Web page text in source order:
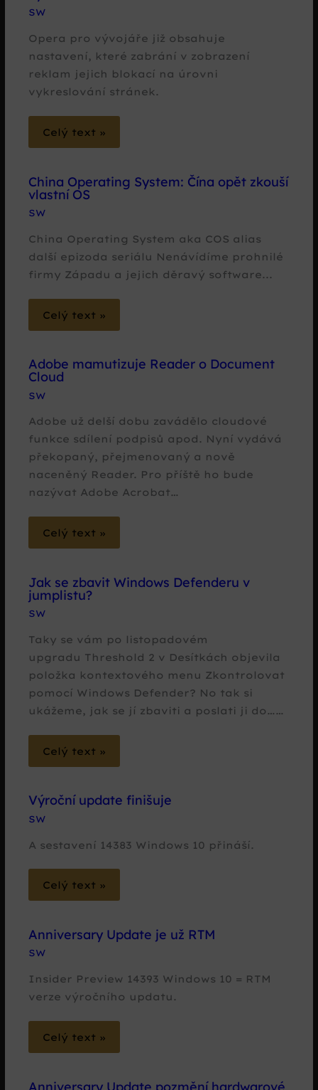
SW
Opera pro vývojáře již obsahuje
nastavení, které zabrání v zobrazení
reklam jejich blokací na úrovni
vykreslování stránek.
Celý text »
China Operating System: Čína opět zkouší
vlastní OS
SW
China Operating System aka COS alias
další epizoda seriálu Nenávídíme prohnilé
firmy Západu a jejich děravý software...
Celý text »
Adobe mamutizuje Reader o Document
Cloud
SW
Adobe už delší dobu zavádělo cloudové
funkce sdílení podpisů apod. Nyní vydává
překopaný, přejmenovaný a nově
naceněný Reader. Pro příště ho bude
nazývat Adobe Acrobat…
Celý text »
Jak se zbavit Windows Defenderu v
jumplistu?
SW
Taky se vám po listopadovém
upgradu Threshold 2 v Desítkách objevila
položka kontextového menu Zkontrolovat
pomocí Windows Defender? No tak si
ukážeme, jak se jí zbaviti a poslati ji do……
Celý text »
Výroční update finišuje
SW
A sestavení 14383 Windows 10 přináší.
Celý text »
Anniversary Update je už RTM
SW
Insider Preview 14393 Windows 10 = RTM
verze výročního updatu.
Celý text »
Anniversary Update pozmění hardwarové